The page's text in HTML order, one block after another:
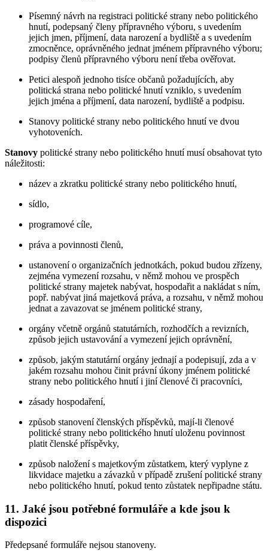
Písemný návrh na registraci politické strany nebo politického
hnutí, podepsaný členy přípravného výboru, s uvedením
jejich jmen, příjmení, data narození a bydliště a s uvedením
zmocněnce, oprávněného jednat jménem přípravného výboru;
podpisy členů přípravného výboru není třeba ověřovat.
Petici alespoň jednoho tisíce občanů požadujících, aby
politická strana nebo politické hnutí vzniklo, s uvedením
jejich jména a příjmení, data narození, bydliště a podpisu.
Stanovy politické strany nebo politického hnutí ve dvou
vyhotoveních.
Stanovy politické strany nebo politického hnutí musí obsahovat tyto
náležitosti:
název a zkratku politické strany nebo politického hnutí,
sídlo,
programové cíle,
práva a povinnosti členů,
ustanovení o organizačních jednotkách, pokud budou zřízeny,
zejména vymezení rozsahu, v němž mohou ve prospěch
politické strany majetek nabývat, hospodařit a nakládat s ním,
popř. nabývat jiná majetková práva, a rozsahu, v němž mohou
jednat a zavazovat se jménem politické strany,
orgány včetně orgánů statutárních, rozhodčích a revizních,
způsob jejich ustavování a vymezení jejich oprávnění,
způsob, jakým statutární orgány jednají a podepisují, zda a v
jakém rozsahu mohou činit právní úkony jménem politické
strany nebo politického hnutí i jiní členové či pracovníci,
zásady hospodaření,
způsob stanovení členských příspěvků, mají-li členové
politické strany nebo politického hnutí uloženu povinnost
platit členské příspěvky,
způsob naložení s majetkovým zůstatkem, který vyplyne z
likvidace majetku a závazků v případě zrušení politické strany
nebo politického hnutí, pokud tento zůstatek nepřipadne státu.
11. Jaké jsou potřebné formuláře a kde jsou k
dispozici
Předepsané formuláře nejsou stanoveny.